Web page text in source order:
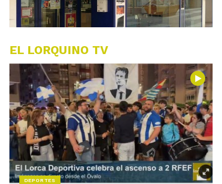
EL LORQUINO TV
DEPORTES